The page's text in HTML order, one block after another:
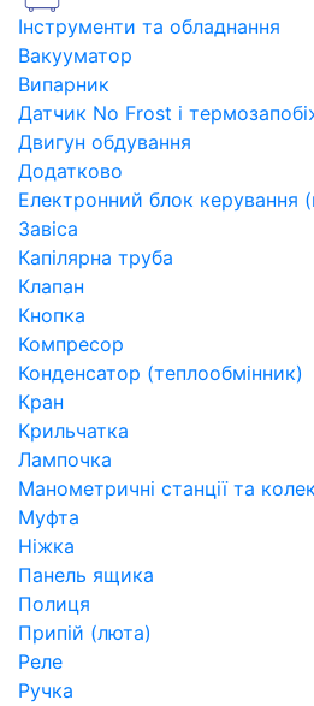
Інструменти та обладнання
Вакууматор
Випарник
Датчик No Frost і
Двигун обдування
Додатково
Електронний блок керування
Завіса
Капілярна труба
Клапан
Кнопка
Компресор
Конденсатор (теплообмінник)
Кран
Крильчатка
Лампочка
Манометричні станції та
Муфта
Ніжка
Панель ящика
Полиця
Припій (люта)
Реле
Ручка